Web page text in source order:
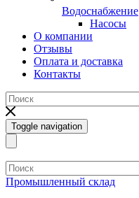
Водоснабжение
Насосы
О компании
Отзывы
Оплата и доставка
Контакты
Toggle navigation
Промышленный склад